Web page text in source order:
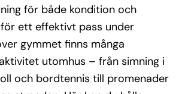
för både kondition och
ett effektivt pass under
gymmet finns många
utomhus – från simning i
och bordtennis till promenader